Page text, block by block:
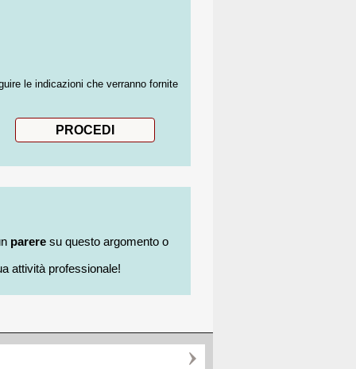
le indicazioni che verranno fornite
pareresu questo argomento o
attività professionale!